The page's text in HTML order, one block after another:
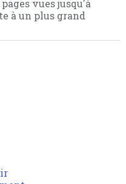
pages vues jusqu'à
à un plus grand